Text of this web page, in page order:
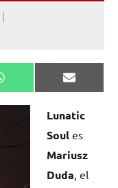
Compartir
en
WhatsApp
en
Email
Lunatic
Soul es
Mariusz
Duda , el